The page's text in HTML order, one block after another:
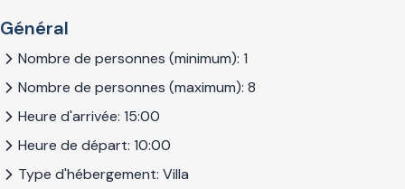
Général
Nombre de personnes (minimum): 1
Nombre de personnes (maximum): 8
Heure d'arrivée: 15:00
Heure de départ: 10:00
Type d'hébergement: Villa